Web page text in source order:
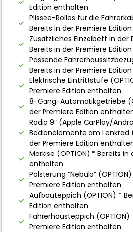
Edition enthalten
Plissee-Rollos für die
Bereits in der Premiere
Zusätzliches Einzelbett in der
Bereits in der Premiere
Passende
Bereits in der Premiere
Elektrische Eintrittstufe
Premiere Edition enthalten
8-Gang-Automatikgetriebe
der Premiere Edition
Radio 9” (Apple CarPlay/
Bedienelemente am Lenkrad
der Premiere Edition
Markise (OPTION) * Bereits in
enthalten
Polsterung “Nebula”
Premiere Edition enthalten
Aufbauteppich (OPTION) *
Edition enthalten
Fahrerhausteppich (OPTION)
Premiere Edition enthalten